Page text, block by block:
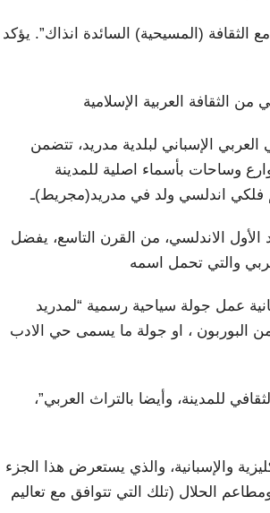
الثقافة (المسيحية) السائدة انذاك”. يؤكد
الثقافة العربية الإسلامية
الإسباني لبلدية مدريد، تتضمن
وساحات بأسماء اصلية للمدينة
اندلسي ولد في مدريد(مجريط)ـ
الاندلسي، من القرن التاسع، يفضل
والتي تحمل اسمه
عمل جولة سياحية رسمية “لمدريد
البوربون ، او جولة ما يسمى حي الادب
للمدينة، وأيضا بالتراث العربي”،
والإسبانية، والذي يستعرض هذا الجزء
الحلال (تلك التي تتوافق مع تعاليم